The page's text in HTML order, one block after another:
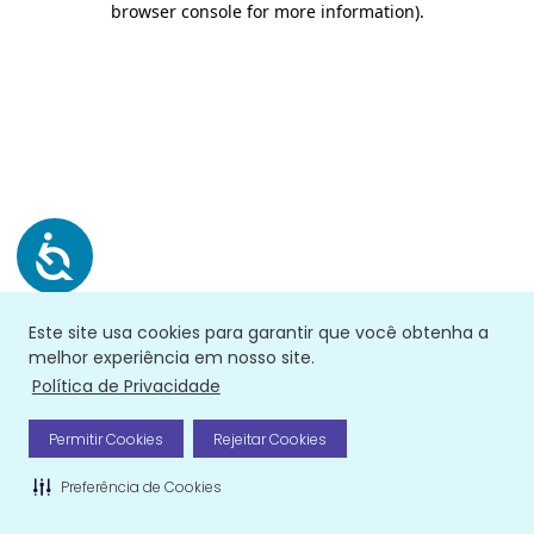
Este site usa cookies para garantir que você obtenha a
melhor experiência em nosso site.
Política de Privacidade
Permitir Cookies Rejeitar Cookies
Preferência de Cookies
browser console for more information).